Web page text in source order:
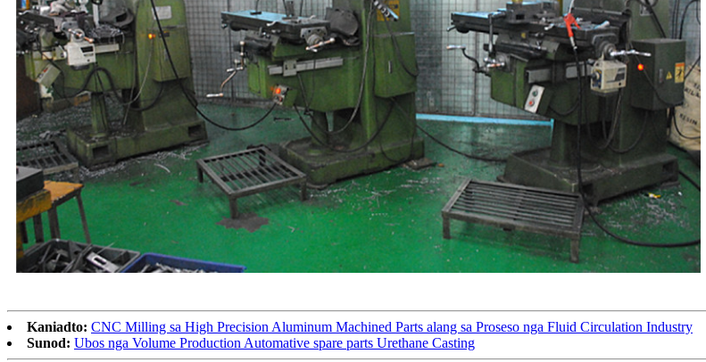
Kaniadto: CNC Milling sa High Precision Aluminum Machined Parts alang sa Proseso nga Fluid Circulation Industry
Sunod: Ubos nga Volume Production Automative spare parts Urethane Casting